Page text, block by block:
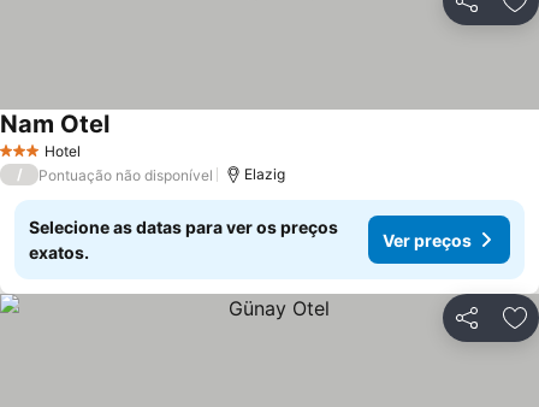
Partilhar
3 EstrelasHotel
Nam OtelVer preços
/ Pontuação não disponível Elazig
Selecione as datas para ver os preços
exatos.
Ver preços
Partilhar